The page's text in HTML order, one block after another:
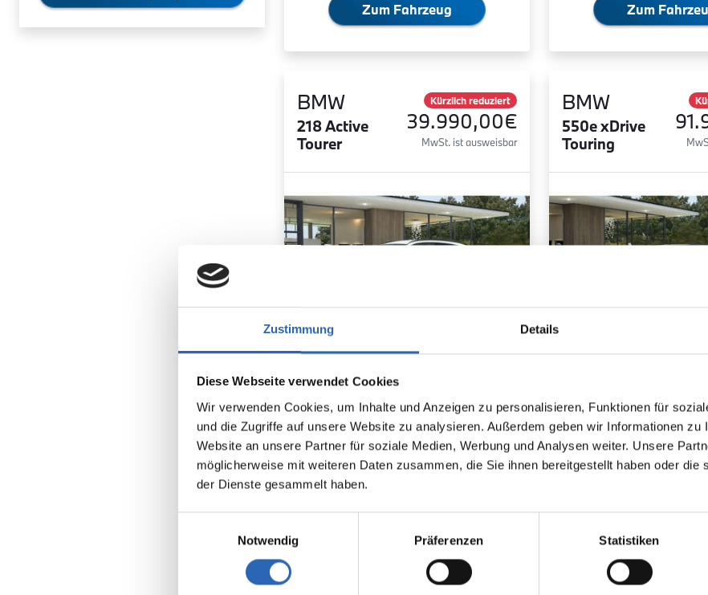
Zustimmung Details
Diese Webseite verwendet Cookies
Wir verwenden Cookies, um Inhalte und Anzeigen zu personalisieren, Funktionen für
und die Zugriffe auf unsere Website zu analysieren. Außerdem geben wir Informationen zu
Website an unsere Partner für soziale Medien, Werbung und Analysen weiter. Unsere
möglicherweise mit weiteren Daten zusammen, die Sie ihnen bereitgestellt haben oder die
der Dienste gesammelt haben.
Notwendig
Präferenzen Statistiken
Zum Fahrzeug Zum
BMW
218 Active
Tourer
Kürzlich reduziert
39.990,00€
MwSt. ist ausweisbar
Benzin 1
Euro 6
5 Sitze
7 Gänge
1545kg
5 Türen
Kraftstoffverbrauch kombiniert:
BMW
550e xDrive
Touring
Euro 6
5 Sitze
8 Gänge
5
6
24.5 kWh/100km (WLTP)
Batterie kombiniert:
8.4 l/100km (WLTP)